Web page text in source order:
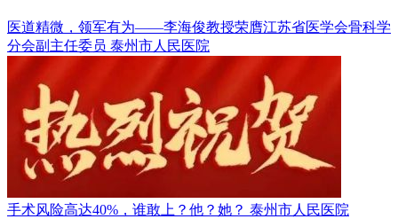
医道精微，领军有为——李海俊教授荣膺江苏省医学会骨科学
分会副主任委员 泰州市人民医院
手术风险高达40%，谁敢上？他？她？ 泰州市人民医院